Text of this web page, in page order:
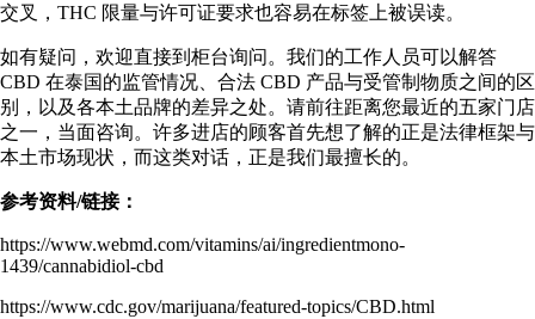
交叉，THC 限量与许可证要求也容易在标签上被误读。
如有疑问，欢迎直接到柜台询问。我们的工作人员可以解答
CBD 在泰国的监管情况、合法 CBD 产品与受管制物质之间的区
别，以及各本土品牌的差异之处。请前往距离您最近的五家门店
之一，当面咨询。许多进店的顾客首先想了解的正是法律框架与
本土市场现状，而这类对话，正是我们最擅长的。
参考资料/链接：
https://www.webmd.com/vitamins/ai/ingredientmono-
1439/cannabidiol-cbd
https://www.cdc.gov/marijuana/featured-topics/CBD.html